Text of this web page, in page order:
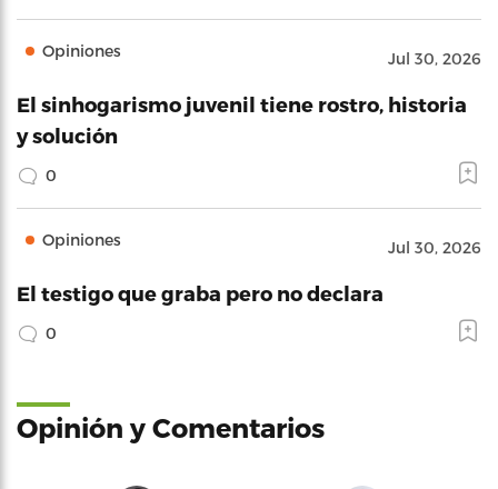
Opiniones Jul 30, 2026
El sinhogarismo juvenil tiene rostro, historia
y solución
0
Opiniones Jul 30, 2026
El testigo que graba pero no declara
0
Opinión y Comentarios